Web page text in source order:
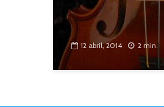
12 abril, 2014 2 min.